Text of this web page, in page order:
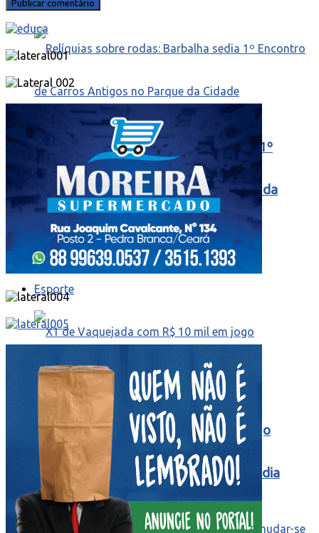
Relíquias sobre rodas: Barbalha sedia 1º
Encontro de Carros Antigos no Parque da
Cidade
Esporte
X1 de Vaquejada com R$ 10 mil em jogo
movimenta a 48ª edição em Mineirolândia